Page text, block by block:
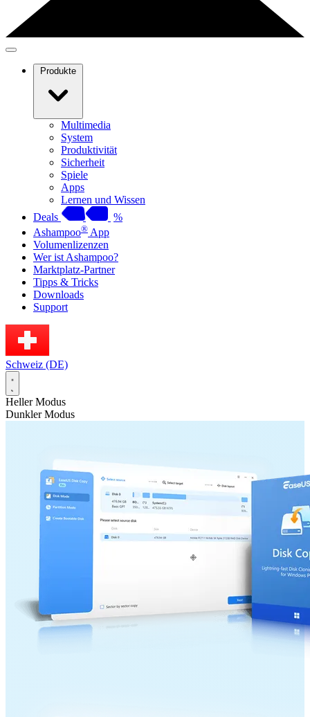
Produkte
Multimedia
System
Produktivität
Sicherheit
Spiele
Apps
Lernen und Wissen
Deals
%
Ashampoo® App
Volumenlizenzen
Wer ist Ashampoo?
Marktplatz-Partner
Tipps & Tricks
Downloads
Support
Schweiz (DE)
Heller Modus
Dunkler Modus